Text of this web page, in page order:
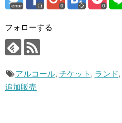
error 0 0
フォローする
アルコール, チケット , ランド,
追加販売